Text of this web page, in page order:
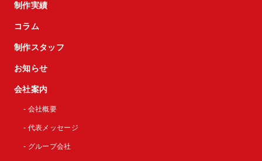
制作実績
コラム
制作スタッフ
お知らせ
会社案内
- 会社概要
- 代表メッセージ
- グループ会社